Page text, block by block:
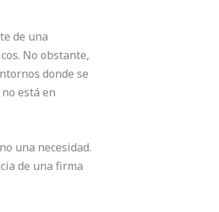
de una
No obstante,
donde se
está en
una necesidad.
de una firma